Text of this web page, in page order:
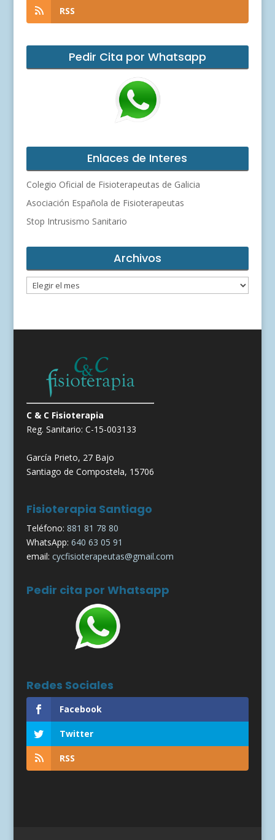
RSS
Pedir Cita por Whatsapp
Enlaces de Interes
Colegio Oficial de Fisioterapeutas de Galicia
Asociación Española de Fisioterapeutas
Stop Intrusismo Sanitario
Archivos
Archivos
C & C Fisioterapia
Reg. Sanitario: C-15-003133
García Prieto, 27 Bajo
Santiago de Compostela, 15706
Fisioterapia Santiago
Teléfono: 881 81 78 80
WhatsApp: 640 63 05 91
email: cycfisioterapeutas@gmail.com
Pedir cita por Whatsapp
Redes Sociales
Facebook
Twitter
RSS